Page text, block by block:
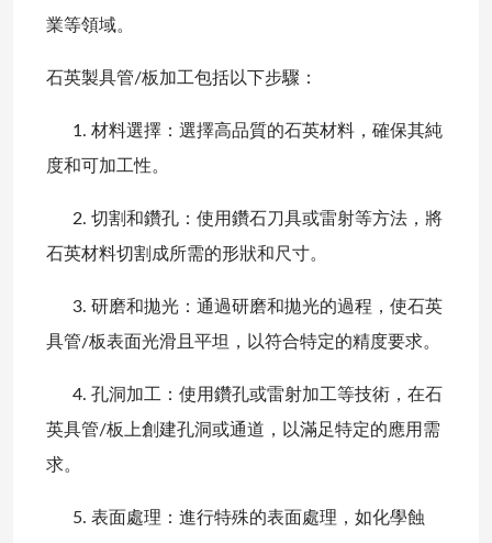
業等領域。
石英製具管/板加工包括以下步驟：
1. 材料選擇：選擇高品質的石英材料，確保其純
度和可加工性。
2. 切割和鑽孔：使用鑽石刀具或雷射等方法，將
石英材料切割成所需的形狀和尺寸。
3. 研磨和拋光：通過研磨和拋光的過程，使石英
具管/板表面光滑且平坦，以符合特定的精度要求。
4. 孔洞加工：使用鑽孔或雷射加工等技術，在石
英具管/板上創建孔洞或通道，以滿足特定的應用需
求。
5. 表面處理：進行特殊的表面處理，如化學蝕